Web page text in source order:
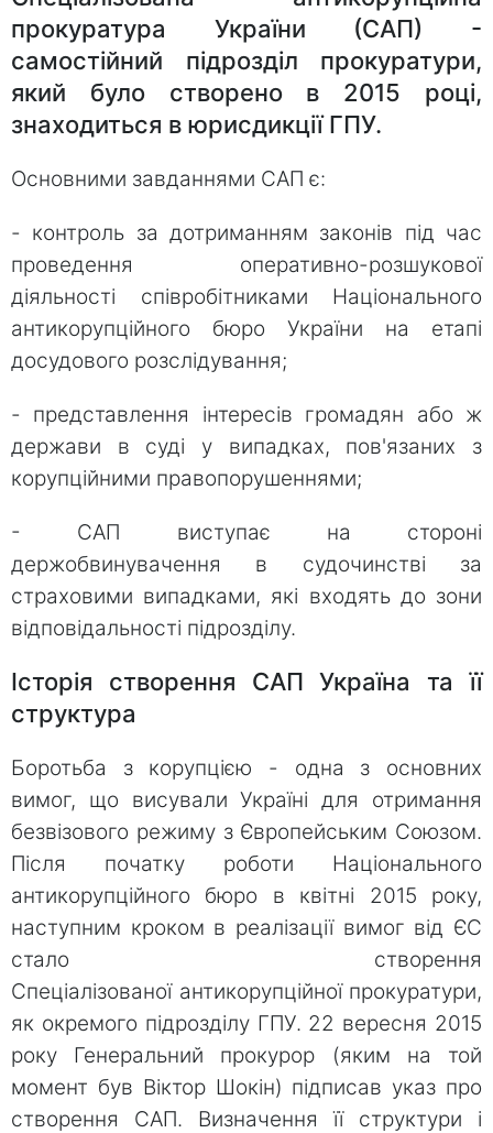
прокуратура України (САП) -
самостійний підрозділ прокуратури,
який було створено в 2015 році,
знаходиться в юрисдикції ГПУ.
Основними завданнями САП є:
- контроль за дотриманням законів під час
проведення оперативно-розшукової
діяльності співробітниками Національного
антикорупційного бюро України на етапі
досудового розслідування;
- представлення інтересів громадян або ж
держави в суді у випадках, пов'язаних з
корупційними правопорушеннями;
- САП виступає на стороні
держобвинувачення в судочинстві за
страховими випадками, які входять до зони
відповідальності підрозділу.
Історія створення САП Україна та її
структура
Боротьба з корупцією - одна з основних
вимог, що висували Україні для отримання
безвізового режиму з Європейським Союзом.
Після початку роботи Національного
антикорупційного бюро в квітні 2015 року,
наступним кроком в реалізації вимог від ЄС
стало створення
Спеціалізованої антикорупційної прокуратури,
як окремого підрозділу ГПУ. 22 вересня 2015
року Генеральний прокурор (яким на той
момент був Віктор Шокін) підписав указ про
створення САП. Визначення її структури і